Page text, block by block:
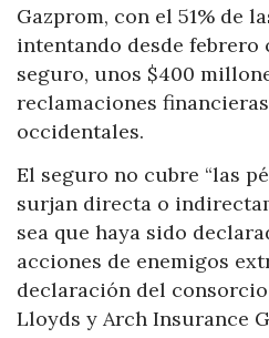
Gazprom, con el 51% de
intentando desde
seguro, unos $400
reclamaciones
occidentales.
El seguro no cubre “las
surjan directa o
sea que haya sido
acciones de enemigos
declaración del
Lloyds y Arch Insurance